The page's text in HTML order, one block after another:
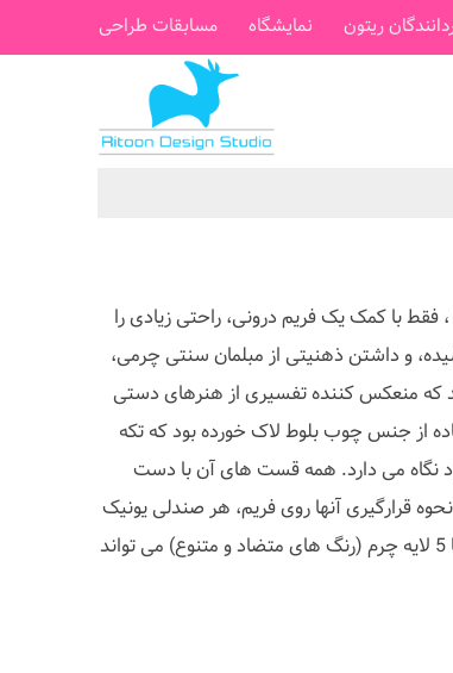
ریتون نمایشگاه مسابقات طراحی
صندلی پوست دوم، کاری از Quinze & Milan ، فقط با کمک یک فریم درونی، راحتی زیادی را
و داشتن ذهنیتی از مبلمان سنتی چرمی،
منعکس کننده تفسیری از هنرهای دستی
ساده از جنس چوب بلوط لاک خورده بود که تکه
نگاه می دارد. همه قست های آن با دست
قرارگیری آنها روی فریم، هر صندلی یونیک
و منحصر به فرد می باشد. برای هر صندلی، تا 5 لایه چرم (رنگ های متضاد و متنوع) می تواند